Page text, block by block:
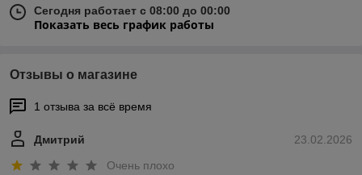
Сегодня работает с 08:00 до 00:00
Показать весь график работы
Отзывы о магазине
1 отзыва за всё время
23.02.2026
Дмитрий
Очень плохо